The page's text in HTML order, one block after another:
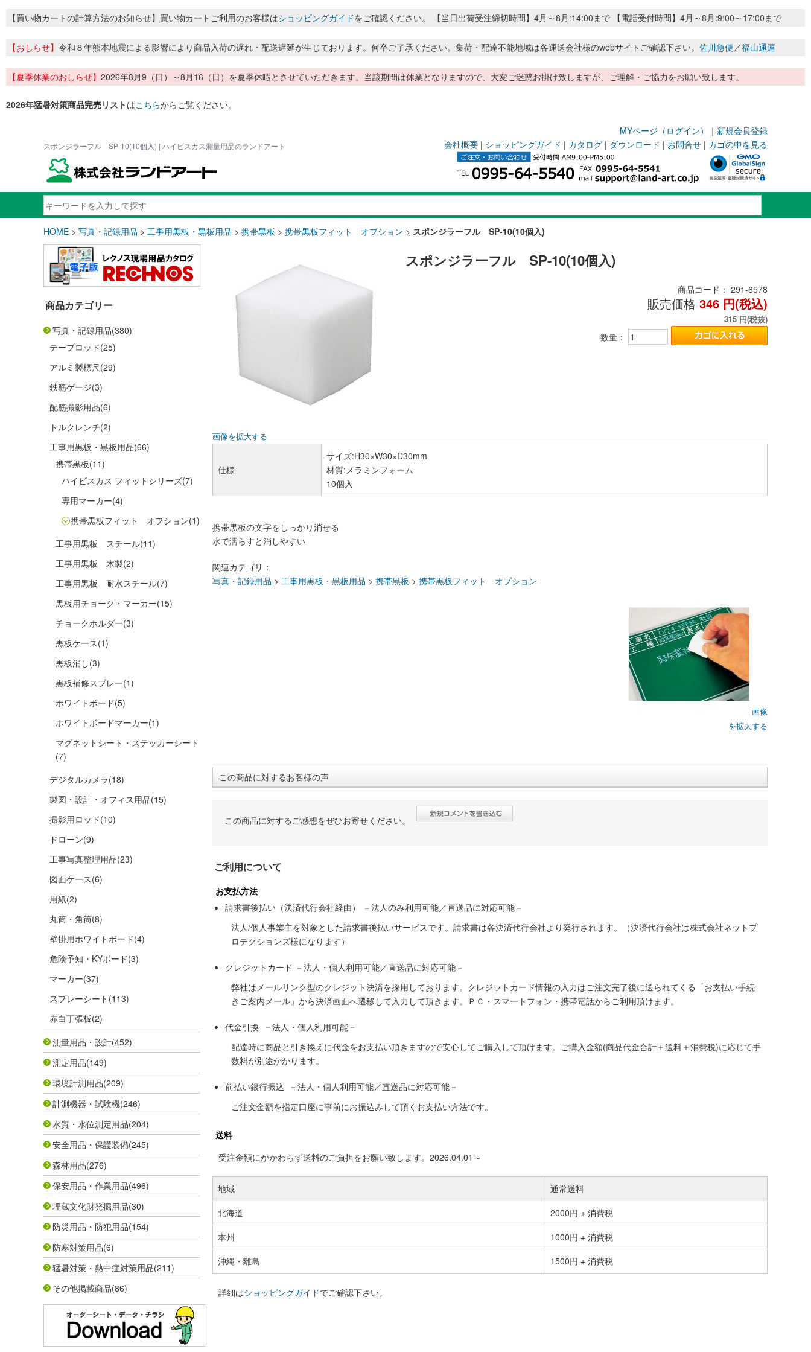
【買い物カートの計算方法のお知らせ】買い物カートご利用のお客様はショッピングガイドをご確認ください。 【当日出荷受注締切時間】4月～8月:14:00まで 【電話受付時間】4月～8月:9:00～17:00まで
【おしらせ】 令和８年熊本地震による影響により商品入荷の遅れ・配送遅延が生じております。何卒ご了承ください。集荷・配達不能地域は各運送会社様のwebサイトご確認下さい。 佐川急便／福山通運
【夏季休業のおしらせ】 2026年8月9（日）～8月16（日）を夏季休暇とさせていただきます。当該期間は休業となりますので、大変ご迷惑お掛け致しますが、ご理解・ご協力をお願い致します。
2026年猛暑対策商品完売リストはこちらからご覧ください。
MYページ（ログイン） ｜ 新規会員登録
スポンジラーフル SP-10(10個入) | ハイビスカス測量用品のランドアート 会社概要 | ショッピングガイド | カタログ | ダウンロード | お問合せ | カゴの中を見る
HOME > 写真・記録用品 > 工事用黒板・黒板用品 > 携帯黒板 > 携帯黒板フィット オプション > スポンジラーフル SP-10(10個入)
商品カテゴリー
写真・記録用品(380)
テープロッド(25)
アルミ製標尺(29)
鉄筋ゲージ(3)
配筋撮影用品(6)
トルクレンチ(2)
工事用黒板・黒板用品(66)
携帯黒板(11)
ハイビスカス フィットシリーズ(7)
専用マーカー(4)
携帯黒板フィット オプション(1)
工事用黒板 スチール(11)
工事用黒板 木製(2)
工事用黒板 耐水スチール(7)
黒板用チョーク・マーカー(15)
チョークホルダー(3)
黒板ケース(1)
黒板消し(3)
黒板補修スプレー(1)
ホワイトボード(5)
ホワイトボードマーカー(1)
マグネットシート・ステッカーシート
(7)
デジタルカメラ(18)
製図・設計・オフィス用品(15)
撮影用ロッド(10)
ドローン(9)
工事写真整理用品(23)
図面ケース(6)
用紙(2)
丸筒・角筒(8)
壁掛用ホワイトボード(4)
危険予知・KYボード(3)
マーカー(37)
スプレーシート (113)
赤白丁張板(2)
測量用品・設計(452)
測定用品(149)
環境計測用品(209)
計測機器・試験機(246)
水質・水位測定用品(204)
安全用品・保護装備(245)
森林用品(276)
保安用品・作業用品(496)
埋蔵文化財発掘用品(30)
防災用品・防犯用品(154)
防寒対策用品(6)
猛暑対策・熱中症対策用品(211)
その他掲載商品(86)
画像を拡大する
スポンジラーフル SP-10(10個入)
商品コード： 291-6578
販売価格 346 円(税込)
315 円(税抜)
数量：
仕様
サイズ:H30×W30×D30mm
材質:メラミンフォーム
10個入
携帯黒板の文字をしっかり消せる
水で濡らすと消しやすい
関連カテゴリ：
写真・記録用品 > 工事用黒板・黒板用品 > 携帯黒板 > 携帯黒板フィット オプション
画像
を拡大する
この商品に対するお客様の声
この商品に対するご感想をぜひお寄せください。
ご利用について
お支払方法
請求書後払い（決済代行会社経由） －法人のみ利用可能／直送品に対応可能－
法人/個人事業主を対象とした請求書後払いサービスです。請求書は各決済代行会社より発行されます。（決済代行会社は株式会社ネットプ
ロテクションズ様になります）
クレジットカード －法人・個人利用可能／直送品に対応可能－
弊社はメールリンク型のクレジット決済を採用しております。クレジットカード情報の入力はご注文完了後に送られてくる「お支払い手続
きご案内メール」から決済画面へ遷移して入力して頂きます。ＰＣ・スマートフォン・携帯電話からご利用頂けます。
代金引換 －法人・個人利用可能－
配達時に商品と引き換えに代金をお支払い頂きますので安心してご購入して頂けます。ご購入金額(商品代金合計＋送料＋消費税)に応じて手
数料が別途かかります。
前払い銀行振込 －法人・個人利用可能／直送品に対応可能－
ご注文金額を指定口座に事前にお振込みして頂くお支払い方法です。
送料
受注金額にかかわらず送料のご負担をお願い致します。2026.04.01～
地域
通常送料
北海道
2000円 + 消費税
本州
1000円 + 消費税
沖縄・離島
1500円 + 消費税
詳細はショッピングガイドでご確認下さい。